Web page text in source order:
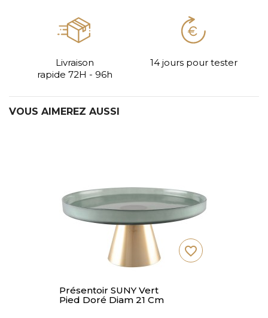
Livraison
rapide 72H - 96h
14 jours pour tester
VOUS AIMEREZ AUSSI
Présentoir SUNY Vert
Pied Doré Diam 21 Cm
favorite_border